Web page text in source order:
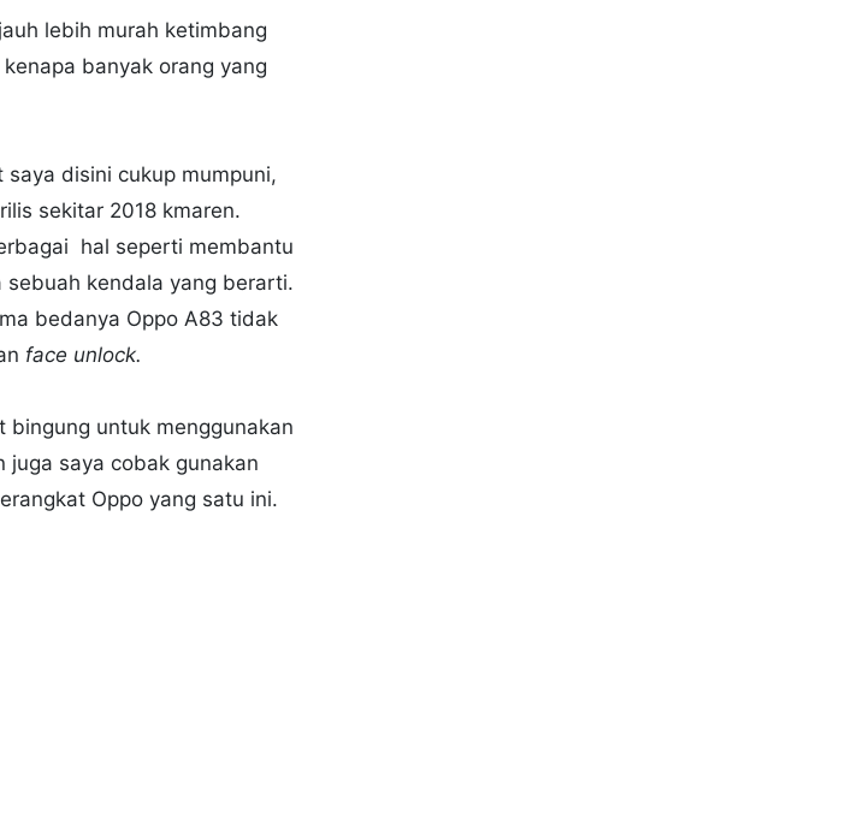
lebih murah ketimbang
banyak orang yang
disini cukup mumpuni,
sekitar 2018 kmaren.
hal seperti membantu
kendala yang berarti.
bedanya Oppo A83 tidak
face unlock.
bingung untuk menggunakan
juga saya cobak gunakan
Oppo yang satu ini.